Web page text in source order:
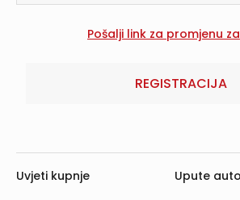
REGISTRACIJA
Uvjeti kupnje
Upute